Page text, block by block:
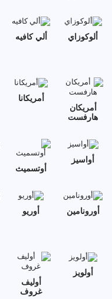
ألوكوزاي ألي كافيه
أمريكان
هارفست
أمريكانا
أواسيز
أوتسميث
أورونامين
أوريو
أولويز
أوليف
غروف